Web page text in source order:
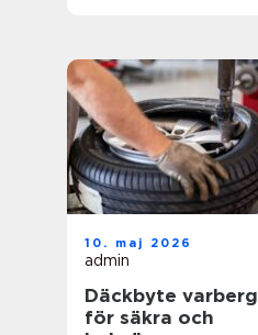
10. maj 2026
admin
Däckbyte varberg
för säkra och